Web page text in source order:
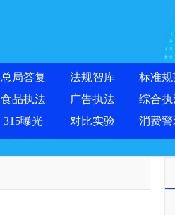
总局答复 法规智库 标准规
食品执法 广告执法 综合执
315曝光 对比实验 消费警